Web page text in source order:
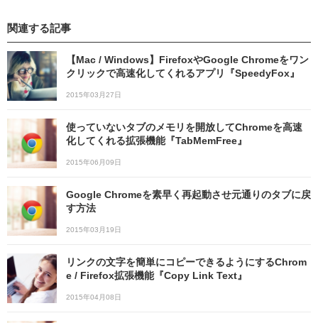
関連する記事
【Mac / Windows】FirefoxやGoogle Chromeをワン
クリックで高速化してくれるアプリ『SpeedyFox』
2015年03月27日
使っていないタブのメモリを開放してChromeを高速
化してくれる拡張機能『TabMemFree』
2015年06月09日
Google Chromeを素早く再起動させ元通りのタブに戻
す方法
2015年03月19日
リンクの文字を簡単にコピーできるようにするChrom
e / Firefox拡張機能『Copy Link Text』
2015年04月08日